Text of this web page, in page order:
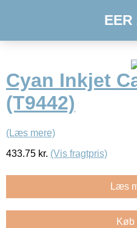
EER
Cyan Inkjet
(T9442)
(Læs mere)
433.75 kr. (Vis fragtpris)
Læs
Køb